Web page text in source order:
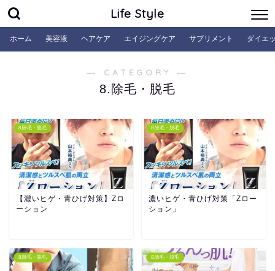
Life Style
ホーム 美容液 ヘアケア エイジングケア サプリメント ダイエ
― CATEGORY ―
8.除毛・脱毛
8.除毛・脱毛
【濃いヒゲ・青ひげ対策】Zロ
ーション
8.除毛・脱毛
濃いヒゲ・青ひげ対策「Zロー
ション」
8.除毛・脱毛 8.除毛・脱毛